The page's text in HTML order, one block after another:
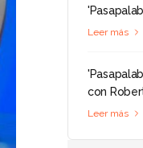
Leer más
con
Leer más